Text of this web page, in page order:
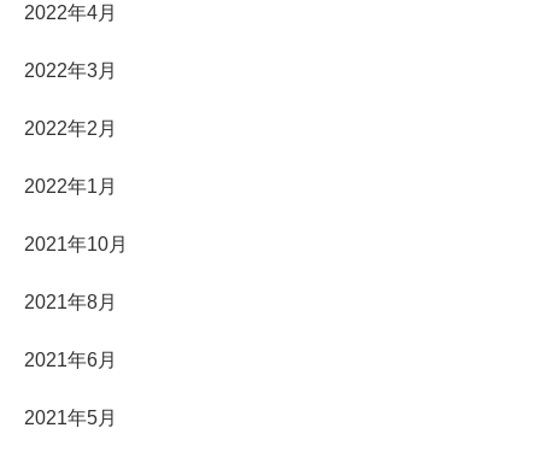
2022年4月
2022年3月
2022年2月
2022年1月
2021年10月
2021年8月
2021年6月
2021年5月